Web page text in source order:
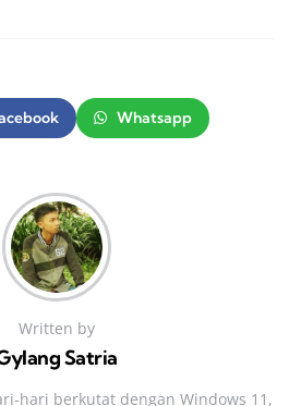
Whatsapp
Written by
Satria
berkutat dengan Windows 11,